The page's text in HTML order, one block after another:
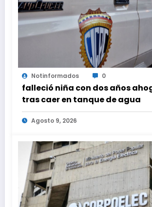
Notinformados 0
falleció niña con dos años
tras caer en tanque de agua
Agosto 9, 2026